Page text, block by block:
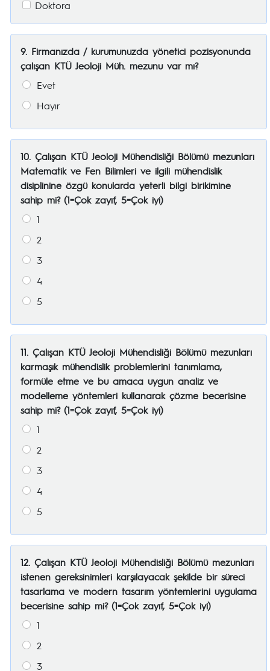
Doktora
9. Firmanızda / kurumunuzda yönetici pozisyonunda
çalışan KTÜ Jeoloji Müh. mezunu var mı?
Evet
Hayır
10. Çalışan KTÜ Jeoloji Mühendisliği Bölümü mezunları
Matematik ve Fen Bilimleri ve ilgili mühendislik
disiplinine özgü konularda yeterli bilgi birikimine
sahip mi? (1=Çok zayıf, 5=Çok iyi)
1
2
3
4
5
11. Çalışan KTÜ Jeoloji Mühendisliği Bölümü mezunları
karmaşık mühendislik problemlerini tanımlama,
formüle etme ve bu amaca uygun analiz ve
modelleme yöntemleri kullanarak çözme becerisine
sahip mi? (1=Çok zayıf, 5=Çok iyi)
1
2
3
4
5
12. Çalışan KTÜ Jeoloji Mühendisliği Bölümü mezunları
istenen gereksinimleri karşılayacak şekilde bir süreci
tasarlama ve modern tasarım yöntemlerini uygulama
becerisine sahip mi? (1=Çok zayıf, 5=Çok iyi)
1
2
3